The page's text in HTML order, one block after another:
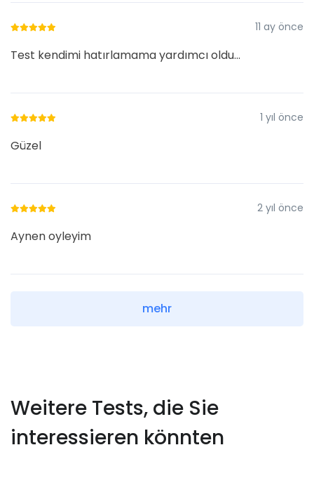
11 ay önce
Test kendimi hatırlamama yardımcı oldu...
1 yıl önce
Güzel
2 yıl önce
Aynen oyleyim
mehr
Weitere Tests, die Sie
interessieren könnten